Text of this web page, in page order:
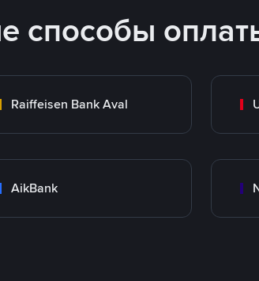
способы
Raiffeisen Bank Aval
AikBank